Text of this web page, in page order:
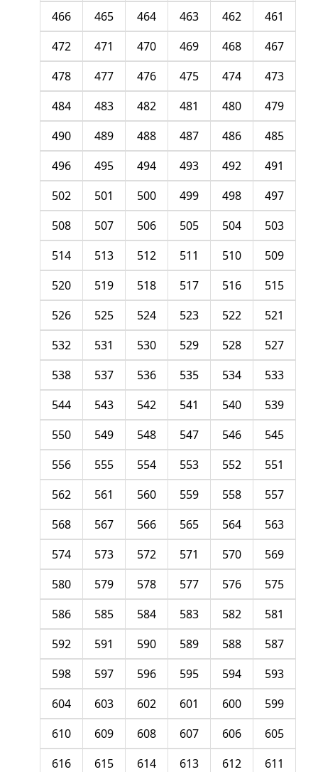
461
462
463
464
465
466
467
468
469
470
471
472
473
474
475
476
477
478
479
480
481
482
483
484
485
486
487
488
489
490
491
492
493
494
495
496
497
498
499
500
501
502
503
504
505
506
507
508
509
510
511
512
513
514
515
516
517
518
519
520
521
522
523
524
525
526
527
528
529
530
531
532
533
534
535
536
537
538
539
540
541
542
543
544
545
546
547
548
549
550
551
552
553
554
555
556
557
558
559
560
561
562
563
564
565
566
567
568
569
570
571
572
573
574
575
576
577
578
579
580
581
582
583
584
585
586
587
588
589
590
591
592
593
594
595
596
597
598
599
600
601
602
603
604
605
606
607
608
609
610
611
612
613
614
615
616